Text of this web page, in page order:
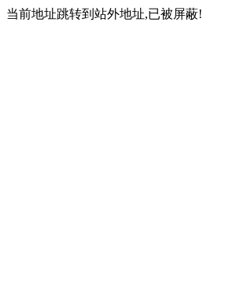
当前地址跳转到站外地址,已被屏蔽!